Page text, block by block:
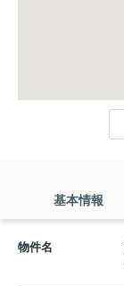
基本情報
物件名